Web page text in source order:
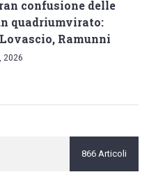
confusione delle
quadriumvirato:
Ramunni
2026
866 Articoli